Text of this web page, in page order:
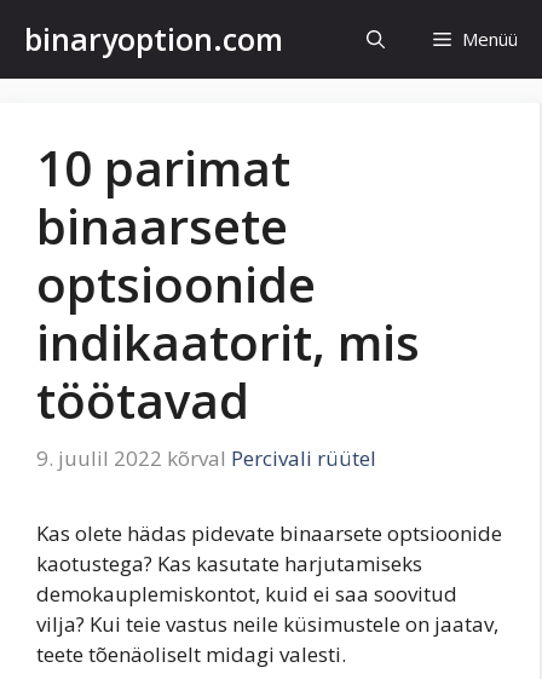
sisu
juurde
binaryoption.com Menüü
10 parimat
binaarsete
optsioonide
indikaatorit, mis
töötavad
9. juulil 2022 kõrval Percivali rüütel
Kas olete hädas pidevate binaarsete optsioonide
kaotustega? Kas kasutate harjutamiseks
demokauplemiskontot, kuid ei saa soovitud
vilja? Kui teie vastus neile küsimustele on jaatav,
teete tõenäoliselt midagi valesti.